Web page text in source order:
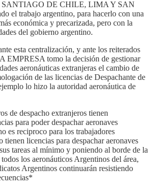
SANTIAGO DE CHILE, LIMA Y SAN
el trabajo argentino, para hacerlo con una
económica y precarizada, pero con la
del gobierno argentino.
esta centralización, y ante los reiterados
EMPRESA tomo la decisión de gestionar
aeronáuticas extranjeras el cambio de
de las licencias de Despachante de
lo hizo la autoridad aeronáutica de
de despacho extranjeros tienen
para poder despachar aeronaves
es reciproco para los trabajadores
licencias para despachar aeronaves
tareas al mínimo y poniendo al borde de la
los aeronáuticos Argentinos del área,
Argentinos continuarán resistiendo